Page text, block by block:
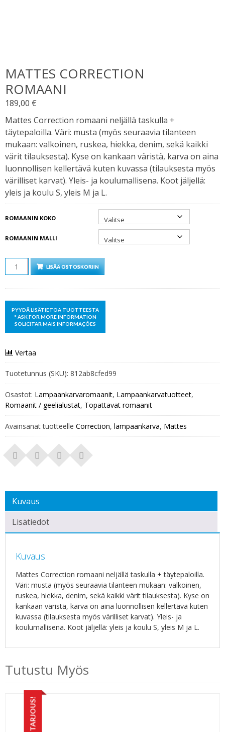
MATTES CORRECTION
ROMAANI
189,00 €
Mattes Correction romaani neljällä taskulla +
täytepaloilla. Väri: musta (myös seuraavia tilanteen
mukaan: valkoinen, ruskea, hiekka, denim, sekä kaikki
värit tilauksesta). Kyse on kankaan väristä, karva on aina
luonnollisen kellertävä kuten kuvassa (tilauksesta myös
värilliset karvat). Yleis- ja koulumallisena. Koot jäljellä:
yleis ja koulu S, yleis M ja L.
ROMAANIN KOKO
ROMAANIN MALLI
LISÄÄ OSTOSKORIIN
Vertaa
Tuotetunnus (SKU): 812ab8cfed99
Osastot: Lampaankarvaromaanit, Lampaankarvatuotteet,
Romaanit / geelialustat, Topattavat romaanit
Avainsanat tuotteelle Correction, lampaankarva, Mattes
Kuvaus
Lisätiedot
Kuvaus
Mattes Correction romaani neljällä taskulla + täytepaloilla.
Väri: musta (myös seuraavia tilanteen mukaan: valkoinen,
ruskea, hiekka, denim, sekä kaikki värit tilauksesta). Kyse on
kankaan väristä, karva on aina luonnollisen kellertävä kuten
kuvassa (tilauksesta myös värilliset karvat). Yleis- ja
koulumallisena. Koot jäljellä: yleis ja koulu S, yleis M ja L.
Tutustu Myös
TARJOUS!